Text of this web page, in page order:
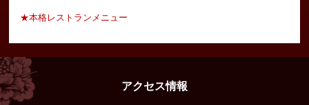
★本格レストランメニュー
アクセス情報